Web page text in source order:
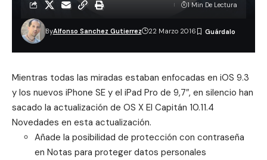
ByAlfonso Sanchez Gutierrez 22 Marzo 2016
1 Min De Lectura
Mientras todas las miradas estaban enfocadas en iOS 9.3
y los nuevos iPhone SE y el iPad Pro de 9,7″, en silencio han
sacado la actualización de OS X El Capitán 10.11.4
Novedades en esta actualización.
Añade la posibilidad de protección con contraseña
en Notas para proteger datos personales